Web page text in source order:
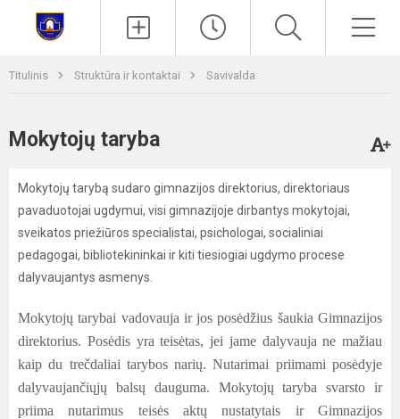
Titulinis Struktūra ir kontaktai Savivalda
Mokytojų taryba
Mokytojų tarybą sudaro gimnazijos direktorius, direktoriaus
pavaduotojai ugdymui, visi gimnazijoje dirbantys mokytojai,
sveikatos priežiūros specialistai, psichologai, socialiniai
pedagogai, bibliotekininkai ir kiti tiesiogiai ugdymo procese
dalyvaujantys asmenys.
Mokytojų tarybai vadovauja ir jos posėdžius šaukia Gimnazijos
direktorius. Posėdis yrateisėtas, jei jame dalyvauja ne mažiau
kaip du trečdaliai tarybos narių. Nutarimai priimami posėdyje
dalyvaujančiųjų balsų dauguma. Mokytojų taryba svarsto ir
priima nutarimus teisės aktų nustatytais ir Gimnazijos